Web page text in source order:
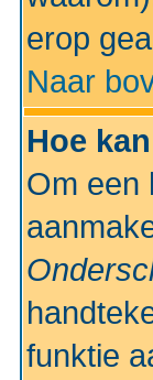
erop
Naar
Hoe
Om een
funktie